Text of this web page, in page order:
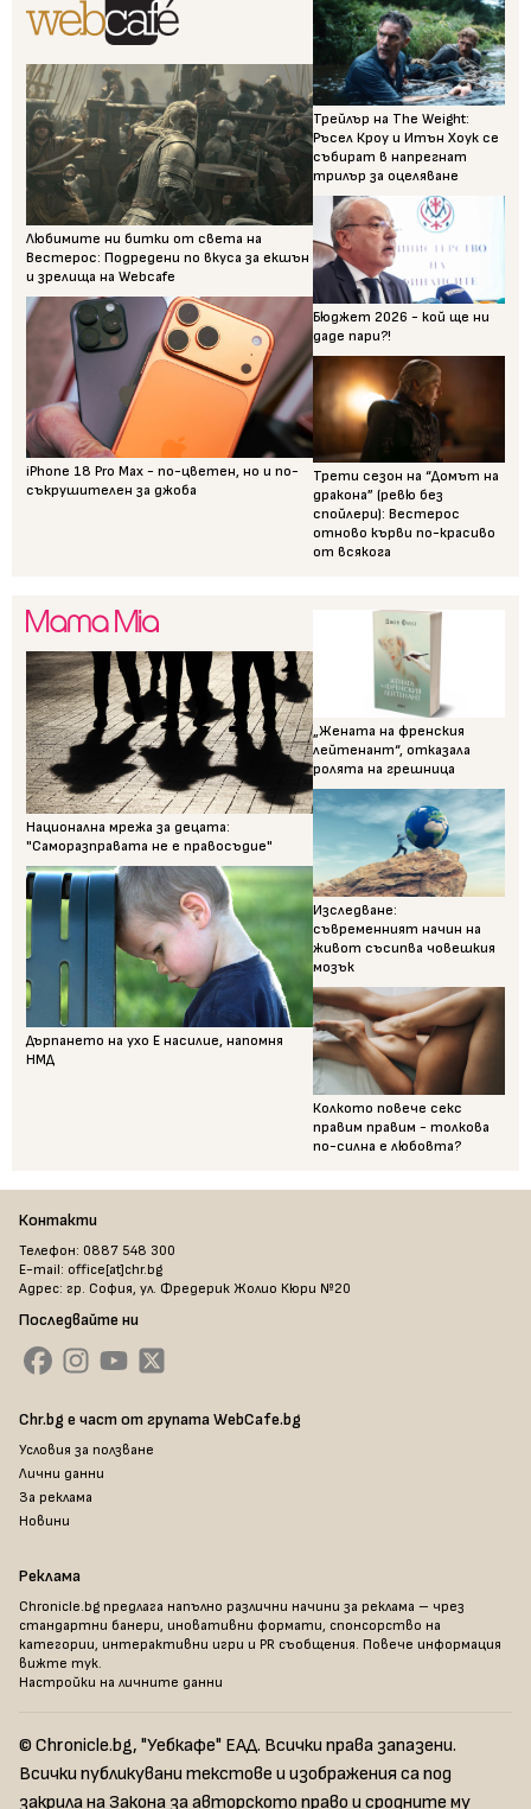
Любимите ни битки от света на
Вестерос: Подредени по вкуса за екшън
и зрелища на Webcafe
iPhone 18 Pro Max - по-цветен, но и по-
съкрушителен за джоба
Трейлър на The Weight:
Ръсел Кроу и Итън Хоук се
събират в напрегнат
трилър за оцеляване
Бюджет 2026 - кой ще ни
даде пари?!
Трети сезон на “Домът на
дракона” (ревю без
спойлери): Вестерос
отново кърви по-красиво
от всякога
Национална мрежа за децата:
"Саморазправата не е правосъдие"
Дърпането на ухо Е насилие, напомня
НМД
„Жената на френския
лейтенант“, отказала
ролята на грешница
Изследване:
съвременният начин на
живот съсипва човешкия
мозък
Колкото повече секс
правим правим - толкова
по-силна е любовта?
Контакти
Телефон: 0887 548 300
E-mail: office[at]chr.bg
Адрес: гр. София, ул. Фредерик Жолио Кюри №20
Последвайте ни
Chr.bg е част от групата WebCafe.bg
Условия за ползване
Лични данни
За реклама
Новини
Реклама
Chronicle.bg предлага напълно различни начини за реклама – чрез
стандартни банери, иновативни формати, спонсорство на
категории, интерактивни игри и PR съобщения. Повече информация
вижте тук.
Настройки на личните данни
© Chronicle.bg, "Уебкафе" ЕАД. Всички права запазени.
Всички публикувани текстове и изображения са под
закрила на Закона за авторското право и сродните му